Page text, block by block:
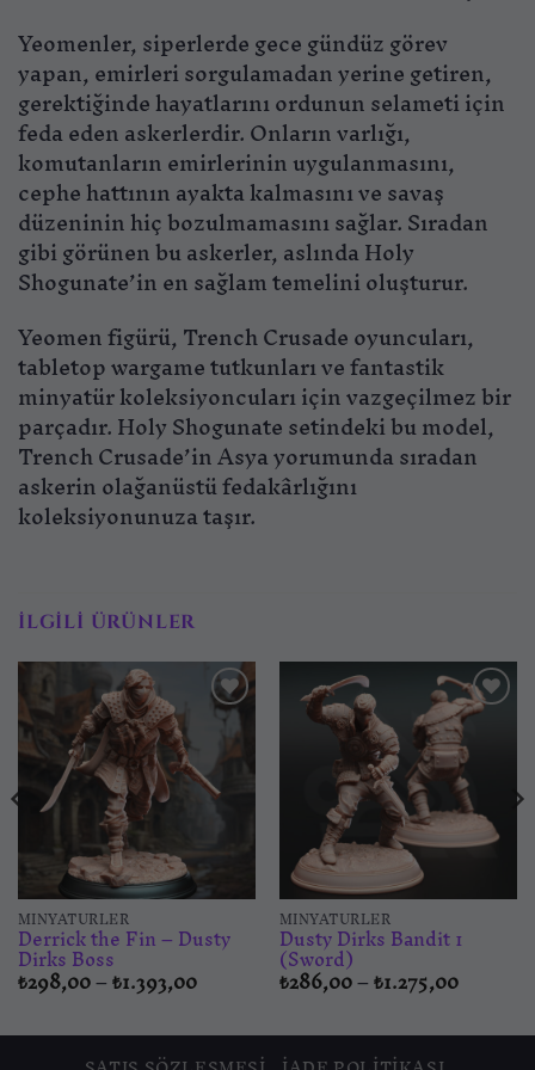
Yeomenler, siperlerde gece gündüz görev
yapan, emirleri sorgulamadan yerine getiren,
gerektiğinde hayatlarını ordunun selameti için
feda eden askerlerdir. Onların varlığı,
komutanların emirlerinin uygulanmasını,
cephe hattının ayakta kalmasını ve savaş
düzeninin hiç bozulmamasını sağlar. Sıradan
gibi görünen bu askerler, aslında Holy
Shogunate’in en sağlam temelini oluşturur.
Yeomen figürü, Trench Crusade oyuncuları,
tabletop wargame tutkunları ve fantastik
minyatür koleksiyoncuları için vazgeçilmez bir
parçadır. Holy Shogunate setindeki bu model,
Trench Crusade’in Asya yorumunda sıradan
askerin olağanüstü fedakârlığını
koleksiyonunuza taşır.
İLGILI ÜRÜNLER
İstek
listesine
ekle
MINYATÜRLER
Derrick the Fin – Dusty
Dirks Boss
₺298,00–₺1.393,00Fiyat
aralığı:
-
₺1.393,00
İstek
listesine
ekle
MINYATÜRLER
Dusty Dirks Bandit 1
(Sword)
₺286,00–₺1.275,00Fiyat
aralığı:
-